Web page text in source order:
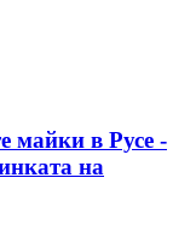
майки в Русе -
на